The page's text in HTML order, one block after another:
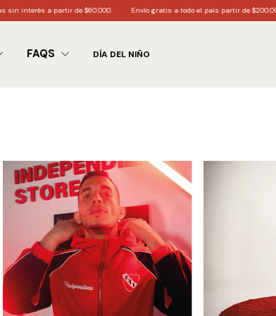
Envío gratis a todo el país partir de $200.000 6 cuotas sin interés a partir
FAQS DÍA DEL NIÑO